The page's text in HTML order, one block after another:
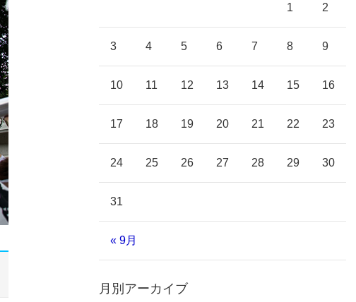
« 9月
1 2
3 4 5 6 7 8 9
10 11 12 13 14 15 16
17 18 19 20 21 22 23
24 25 26 27 28 29 30
31
月別アーカイブ